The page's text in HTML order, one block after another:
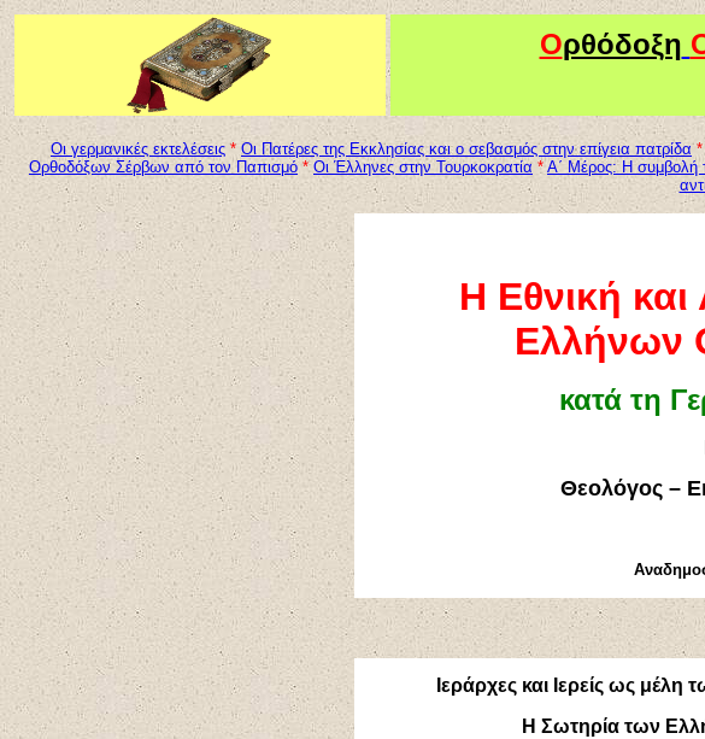
Ορθόδοξη
Oι γερμανικές εκτελέσεις * Οι Πατέρες της Εκκλησίας και ο σεβασμός στην επίγεια πατρίδα *
Ορθοδόξων Σέρβων από τον Παπισμό * Οι Έλληνες στην Τουρκοκρατία * Α΄ Μέρος: Η συμβολή
Η Εθνική
Ελλήνων
κατά τη
Θεολόγος –
Ιεράρχες και Ιερείς ως
Η Σωτηρία των